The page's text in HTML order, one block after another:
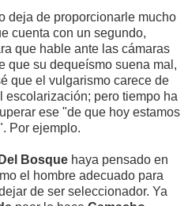
deja de proporcionarle mucho
cuenta con un segundo,
que hable ante las cámaras
que su dequeísmo suena mal,
que el vulgarismo carece de
pero tiempo ha
ese "de que hoy estamos
Por ejemplo.
Del Bosque haya pensado en
el hombre adecuado para
de ser seleccionador. Ya